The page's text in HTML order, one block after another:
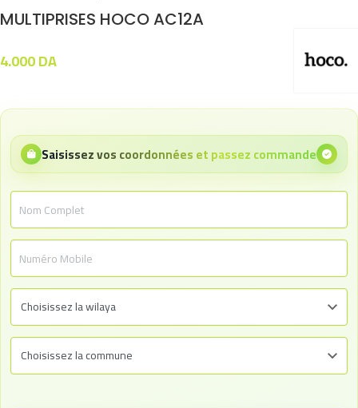
MULTIPRISES HOCO AC12A
4.000DA
Saisissez vos coordonnées et passez commande